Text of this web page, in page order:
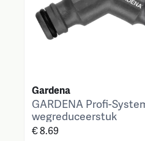
Gardena
GARDENA Profi-
wegreduceerstuk
€ 8.69